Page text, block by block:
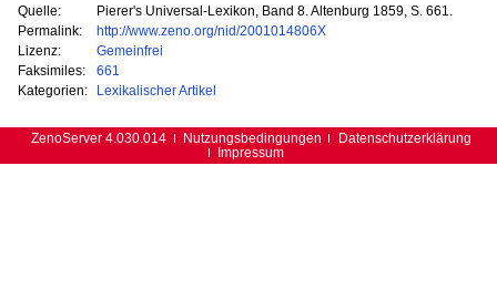
Quelle:
Pierer's Universal-Lexikon, Band 8. Altenburg 1859, S. 661.
Permalink:
http://www.zeno.org/nid/2001014806X
Lizenz:
Gemeinfrei
Faksimiles:
661
Kategorien:
Lexikalischer Artikel
ZenoServer 4.030.014 Nutzungsbedingungen
Datenschutzerklärung
Impressum